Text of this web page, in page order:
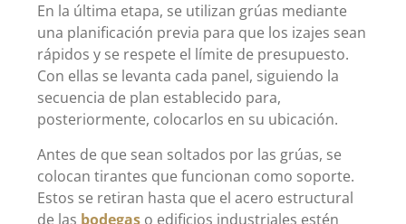
En la última etapa, se utilizan grúas mediante
una planificación previa para que los izajes sean
rápidos y se respete el límite de presupuesto.
Con ellas se levanta cada panel, siguiendo la
secuencia de plan establecido para,
posteriormente, colocarlos en su ubicación.
Antes de que sean soltados por las grúas, se
colocan tirantes que funcionan como soporte.
Estos se retiran hasta que el acero estructural
de las bodegas o edificios industriales estén